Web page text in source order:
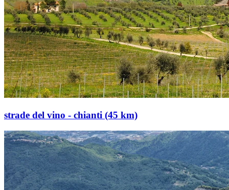
strade del vino - chianti (45 km)